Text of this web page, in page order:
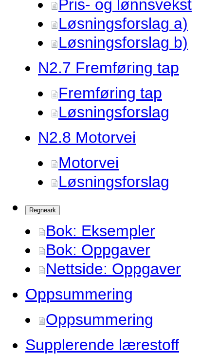
Pris- og lønnsvekst
Løsningsforslag a)
Løsningsforslag b)
N2.7 Fremføring tap
Fremføring tap
Løsningsforslag
N2.8 Motorvei
Motorvei
Løsningsforslag
Regneark
Bok: Eksempler
Bok: Oppgaver
Nettside: Oppgaver
Oppsummering
Oppsummering
Supplerende lærestoff